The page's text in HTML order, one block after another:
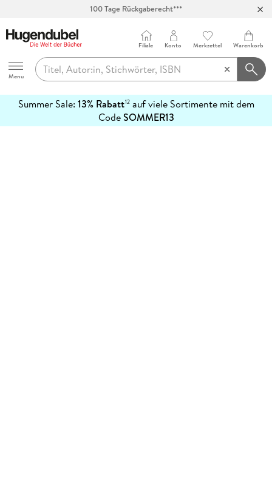
100 Tage Rückgaberecht***
Hugendubel
Menu
Filiale Konto Merkzettel Warenkorb
Summer Sale: 13% Rabatt12auf viele Sortimente mit dem
CodeSOMMER13
erfahren